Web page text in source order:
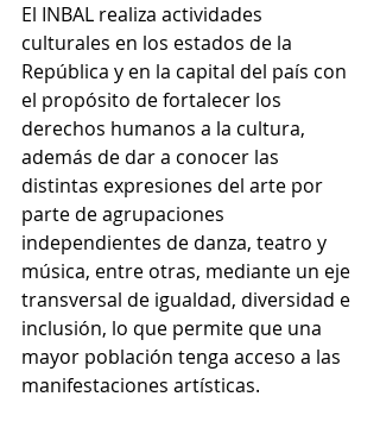
El INBAL realiza actividades
culturales en los estados de la
República y en la capital del país con
el propósito de fortalecer los
derechos humanos a la cultura,
además de dar a conocer las
distintas expresiones del arte por
parte de agrupaciones
independientes de danza, teatro y
música, entre otras, mediante un eje
transversal de igualdad, diversidad e
inclusión, lo que permite que una
mayor población tenga acceso a las
manifestaciones artísticas.